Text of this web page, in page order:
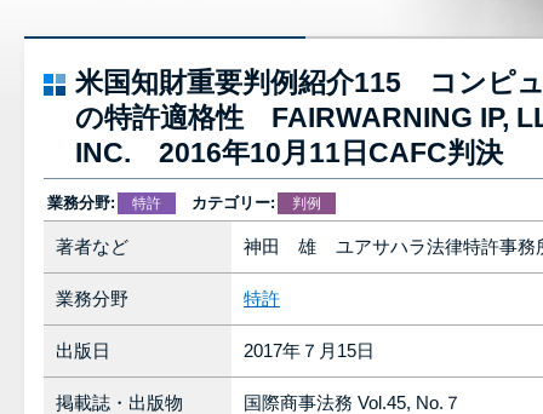
米国知財重要判例紹介115 コンピ
の特許適格性 FAIRWARNING IP,
INC. 2016年10月11日CAFC判決
業務分野: 特許 カテゴリー: 判例
著者など 神田 雄 ユアサハラ法律特許事務
業務分野 特許
出版日 2017年７月15日
掲載誌・出版物 国際商事法務 Vol.45, No.７